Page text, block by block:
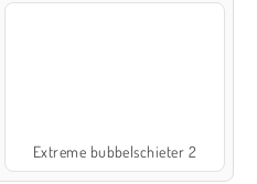
Extreme bubbelschieter 2